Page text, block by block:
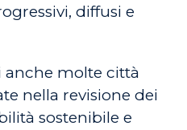
diffusi e
molte città
nella revisione dei
sostenibile e